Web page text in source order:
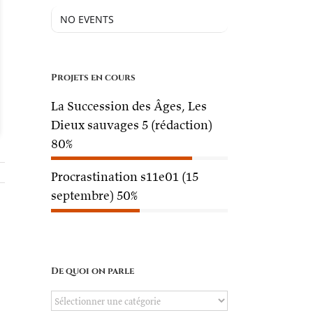
NO EVENTS
Projets en cours
La Succession des Âges, Les
Dieux sauvages 5 (rédaction)
80%
Procrastination s11e01 (15
septembre) 50%
De quoi on parle
De